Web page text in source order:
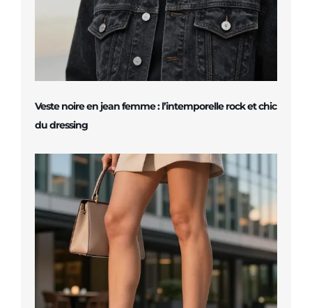
Veste noire en jean femme : l’intemporelle rock et chic
du dressing